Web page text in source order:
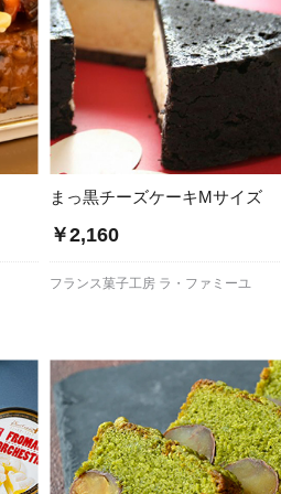
まっ黒チーズケーキMサイズ
￥2,160
フランス菓子工房 ラ・ファミーユ